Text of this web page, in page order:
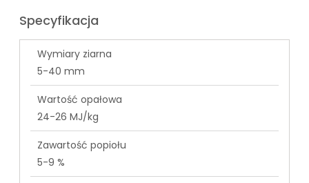
Specyfikacja
Wymiary ziarna
5-40 mm
Wartość opałowa
24-26 MJ/kg
Zawartość popiołu
5-9 %